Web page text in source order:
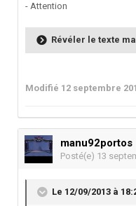
- Attention
Révéler le texte
Modifié 12 septembre
manu92portos
Posté(e) 13
Le 12/09/2013 à